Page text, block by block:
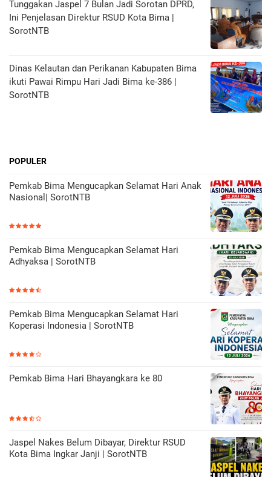
Tunggakan Jaspel 7 Bulan Jadi Sorotan DPRD,
Ini Penjelasan Direktur RSUD Kota Bima |
SorotNTB
Dinas Kelautan dan Perikanan Kabupaten Bima
ikuti Pawai Rimpu Hari Jadi Bima ke-386 |
SorotNTB
POPULER
Pemkab Bima Mengucapkan Selamat Hari Anak
Nasional| SorotNTB
Pemkab Bima Mengucapkan Selamat Hari
Adhyaksa | SorotNTB
Pemkab Bima Mengucapkan Selamat Hari
Koperasi Indonesia | SorotNTB
Pemkab Bima Hari Bhayangkara ke 80
Jaspel Nakes Belum Dibayar, Direktur RSUD
Kota Bima Ingkar Janji | SorotNTB